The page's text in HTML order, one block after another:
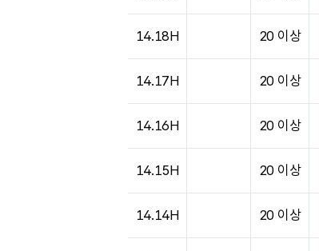
14.18H 20 이상
14.17H 20 이상
14.16H 20 이상
14.15H 20 이상
14.14H 20 이상